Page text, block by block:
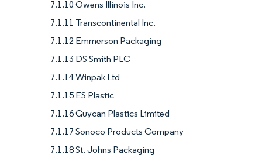
7.1.10 Owens Illinois Inc.
7.1.11 Transcontinental Inc.
7.1.12 Emmerson Packaging
7.1.13 DS Smith PLC
7.1.14 Winpak Ltd
7.1.15 ES Plastic
7.1.16 Guycan Plastics Limited
7.1.17 Sonoco Products Company
7.1.18 St. Johns Packaging